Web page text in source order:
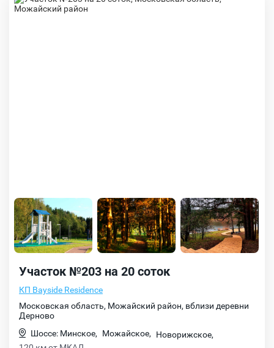
Участок №203 на 20 соток
КП Bayside Residence
Московская область, Можайский район, вблизи деревни
Дерново
Шоссе: Минское,
Можайское,
Новорижское,